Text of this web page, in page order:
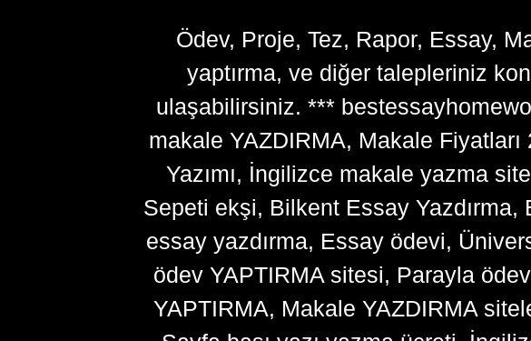
Ödev, Proje, Tez, Rapor, Essay,
yaptırma, ve diğer talepleriniz
ulaşabilirsiniz. ***
makale YAZDIRMA, Makale
Yazımı, İngilizce makale yazma
Sepeti ekşi, Bilkent Essay
essay yazdırma, Essay ödevi,
ödev YAPTIRMA sitesi, Parayla
YAPTIRMA, Makale YAZDIRMA